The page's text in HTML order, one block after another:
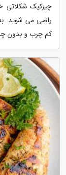
چیزکیک شکلاتی
راضی می شوید.
کم­ چرب و بدون